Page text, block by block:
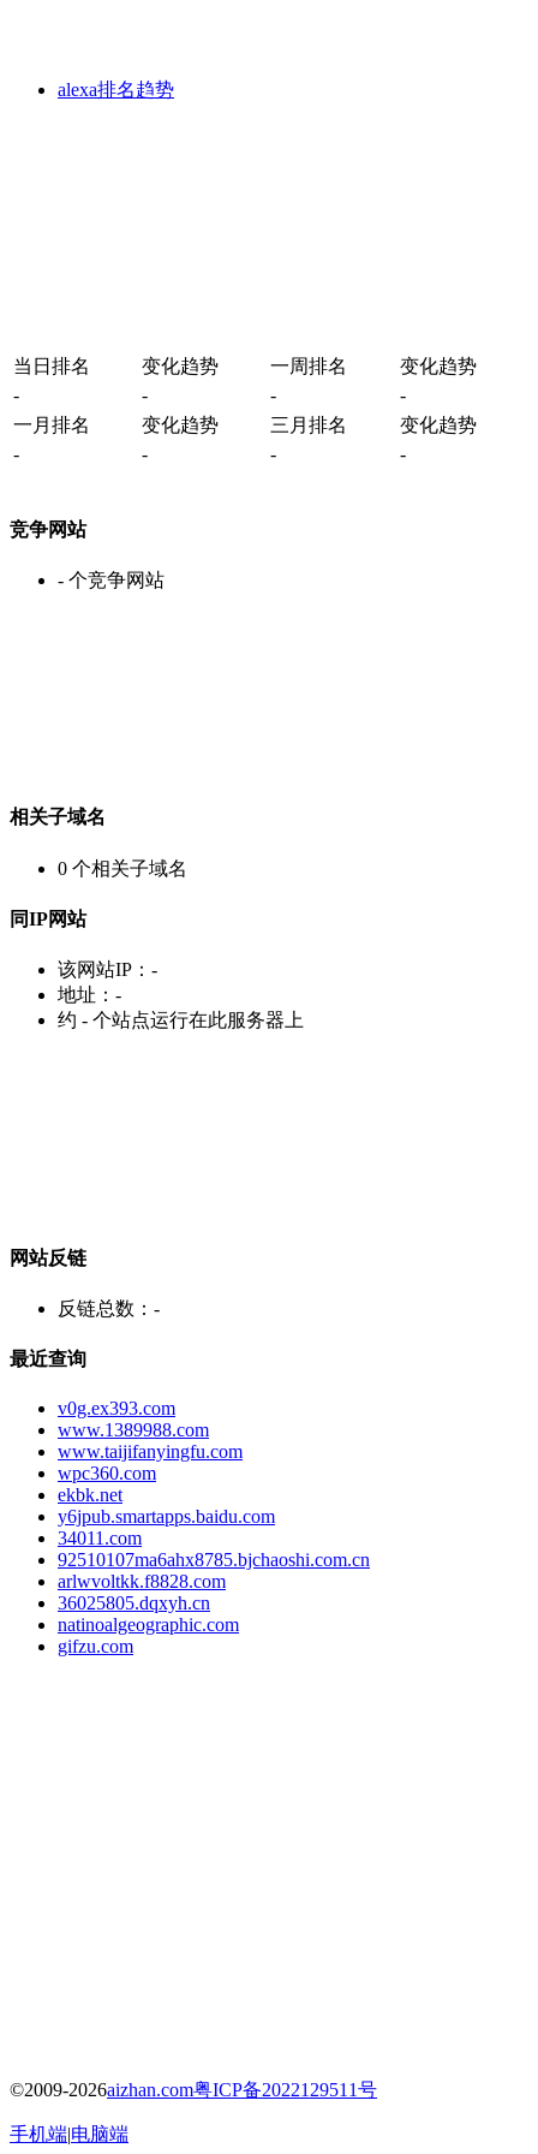
alexa排名趋势
当日排名 变化趋势 一周排名
变化趋势
-
- -
-
一月排名
变化趋势 三月排名
变化趋势
-
- - -
竞争网站
- 个竞争网站
相关子域名
0 个相关子域名
同IP网站
该网站IP： -
地址： -
约 - 个站点运行在此服务器上
网站反链
反链总数： -
最近查询
v0g.ex393.com
www.1389988.com
www.taijifanyingfu.com
wpc360.com
ekbk.net
y6jpub.smartapps.baidu.com
34011.com
92510107ma6ahx8785.bjchaoshi.com.cn
arlwvoltkk.f8828.com
36025805.dqxyh.cn
natinoalgeographic.com
gifzu.com
©2009-2026aizhan.com粤ICP备2022129511号
手机端|电脑端